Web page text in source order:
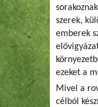
szerek,
emberek
ezeket a
Mivel a
célból